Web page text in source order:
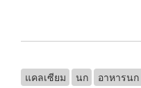
แคลเซียม นก อาหารนก